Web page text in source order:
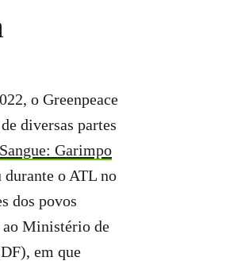
o Greenpeace
diversas partes
Garimpo
durante o ATL no
dos povos
ao Ministério de
em que